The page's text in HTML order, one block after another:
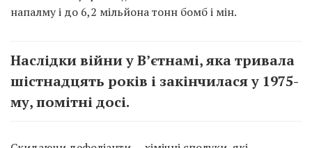
напалму і до 6,2 мільйона тонн бомб і мін.
Наслідки війни у В’єтнамі, яка тривала
шістнадцять років і закінчилася у 1975-
му, помітні досі.